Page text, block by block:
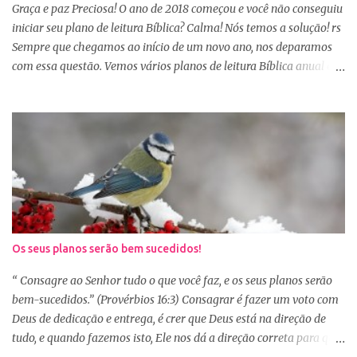
Sábio rei Salomão nós dá uma dica de beleza no livro de
Provérbios dizendo que o coração alegre aformoseia o rosto. A
alegr...
Graça e paz Preciosa! O ano de 2018 começou e você não conseguiu
iniciar seu plano de leitura Bíblica? Calma! Nós temos a solução! rs
Sempre que chegamos ao início de um novo ano, nos deparamos
com essa questão. Vemos vários planos de leitura Bíblica anual e
janeiro, principalmente as mulheres que muitas vezes recebem os
familiares em casa e precisam preparar várias coisas, ou então
aquela viagem de férias, e os dias se passaram e você não iniciou
sua leitura. E quando pegamos um plano de leitura Bíblica que
começa no dia primeiro de janeiro e percebemos que já estamos
no dia 20, desanimamos e acabamos deixando para o próximo
ano e assim vai... Outra situação que desanima é iniciar lendo
vários capítulos por dia, muitas até conseguem iniciar no dia
primeiro de janeiro, mas como não estão acostumas com a leitura
e também com a dificuldade de entendi...
Os seus planos serão bem sucedidos!
“ Consagre ao Senhor tudo o que você faz, e os seus planos serão
bem-sucedidos.” (Provérbios 16:3) Consagrar é fazer um voto com
Deus de dedicação e entrega, é crer que Deus está na direção de
tudo, e quando fazemos isto, Ele nos dá a direção correta para que